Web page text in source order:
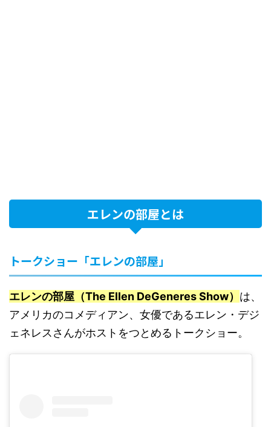
エレンの部屋とは
トークショー「エレンの部屋」
エレンの部屋（The Ellen DeGeneres Show） は、
アメリカのコメディアン、女優であるエレン・デジ
ェネレスさんがホストをつとめるトークショー。